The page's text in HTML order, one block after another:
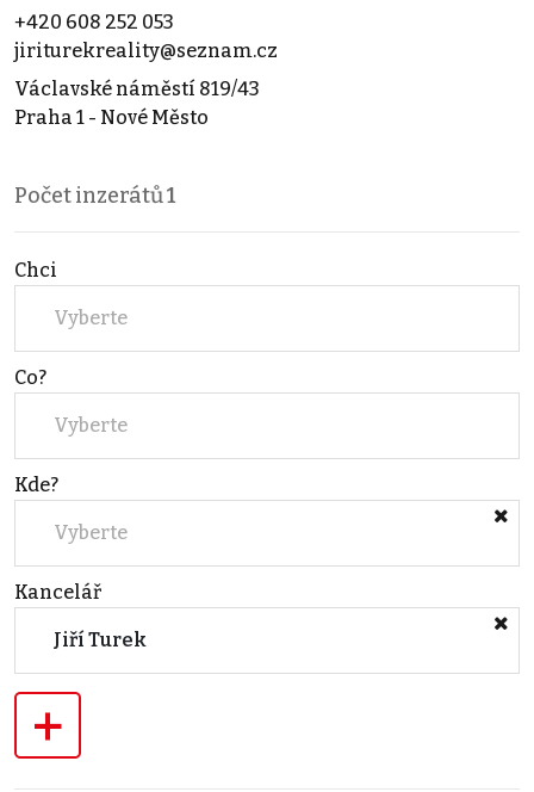
+420 608 252 053
jiriturekreality@seznam.cz
Václavské náměstí 819/43
Praha 1 - Nové Město
Počet inzerátů1
Chci
Vyberte
Co?
Vyberte
Kde?
Vyberte
Kancelář
Jiří Turek
+